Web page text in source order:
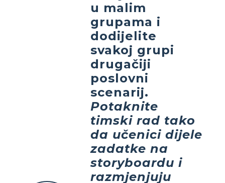
u malim
grupama i
dodijelite
svakoj grupi
drugačiji
poslovni
scenarij.
Potaknite
timski rad tako
da učenici dijele
zadatke na
storyboardu i
razmjenjuju